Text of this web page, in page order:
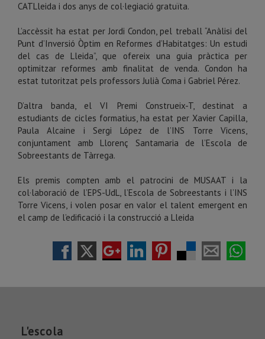
CATLleida i dos anys de col·legiació gratuïta.
L’accèssit ha estat per Jordi Condon, pel treball “Anàlisi del
Punt d’Inversió Òptim en Reformes d’Habitatges: Un estudi
del cas de Lleida”, que ofereix una guia pràctica per
optimitzar reformes amb finalitat de venda. Condon ha
estat tutoritzat pels professors Julià Coma i Gabriel Pérez.
D’altra banda, el VI Premi Construeix-T, destinat a
estudiants de cicles formatius, ha estat per Xavier Capilla,
Paula Alcaine i Sergi López de l’INS Torre Vicens,
conjuntament amb Llorenç Santamaria de l’Escola de
Sobreestants de Tàrrega.
Els premis compten amb el patrocini de MUSAAT i la
col·laboració de l’EPS-UdL, l’Escola de Sobreestants i l’INS
Torre Vicens, i volen posar en valor el talent emergent en
el camp de l’edificació i la construcció a Lleida
L'escola